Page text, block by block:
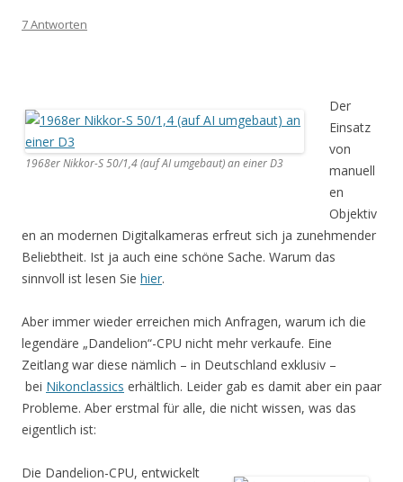
7 Antworten
1968er Nikkor-S 50/1,4 (auf AI umgebaut) an einer D3
Der
Einsatz
von
manuell
en
Objektiv
en an modernen Digitalkameras erfreut sich ja zunehmender
Beliebtheit. Ist ja auch eine schöne Sache. Warum das
sinnvoll ist lesen Sie hier.
Aber immer wieder erreichen mich Anfragen, warum ich die
legendäre „Dandelion“-CPU nicht mehr verkaufe. Eine
Zeitlang war diese nämlich – in Deutschland exklusiv –
bei Nikonclassics erhältlich. Leider gab es damit aber ein paar
Probleme. Aber erstmal für alle, die nicht wissen, was das
eigentlich ist:
Die Dandelion-CPU, entwickelt